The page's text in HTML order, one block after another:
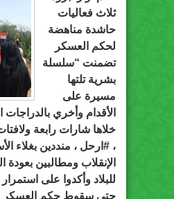
ثلاث فعاليات
حاشدة مناهضة
لحكم العسكر
تضمنت “سلسلة
بشرية تلتها
مسيرة على
الأقدام وأخري بالدراجات
خلاها شارات رابعة
، ‫#‏ارحل‬ ، منددين بغلاء
الإنقلاب ومطالبين
للبلاد وأكدوا على
حتي سقوط حكم العسكر